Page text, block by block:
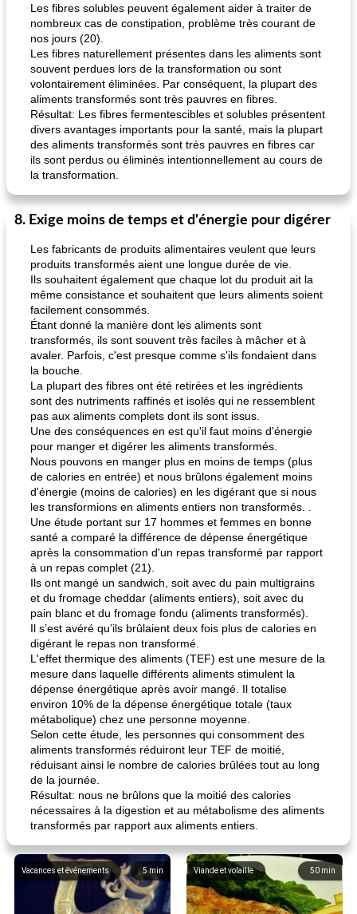
pois chiches rôtis aux épices amandes au cheddar rôti
Les fibres solubles peuvent également aider à traiter de
nombreux cas de constipation, problème très courant de
nos jours (20).
Les fibres naturellement présentes dans les aliments sont
souvent perdues lors de la transformation ou sont
volontairement éliminées. Par conséquent, la plupart des
aliments transformés sont très pauvres en fibres.
Résultat: Les fibres fermentescibles et solubles présentent
divers avantages importants pour la santé, mais la plupart
des aliments transformés sont très pauvres en fibres car
ils sont perdus ou éliminés intentionnellement au cours de
la transformation.
8. Exige moins de temps et d'énergie pour digérer
Les fabricants de produits alimentaires veulent que leurs
produits transformés aient une longue durée de vie.
Ils souhaitent également que chaque lot du produit ait la
même consistance et souhaitent que leurs aliments soient
facilement consommés.
Étant donné la manière dont les aliments sont
transformés, ils sont souvent très faciles à mâcher et à
avaler. Parfois, c'est presque comme s'ils fondaient dans
la bouche.
La plupart des fibres ont été retirées et les ingrédients
sont des nutriments raffinés et isolés qui ne ressemblent
pas aux aliments complets dont ils sont issus.
Une des conséquences en est qu'il faut moins d'énergie
pour manger et digérer les aliments transformés.
Nous pouvons en manger plus en moins de temps (plus
de calories en entrée) et nous brûlons également moins
d'énergie (moins de calories) en les digérant que si nous
les transformions en aliments entiers non transformés. .
Une étude portant sur 17 hommes et femmes en bonne
santé a comparé la différence de dépense énergétique
après la consommation d'un repas transformé par rapport
à un repas complet (21).
Ils ont mangé un sandwich, soit avec du pain multigrains
et du fromage cheddar (aliments entiers), soit avec du
pain blanc et du fromage fondu (aliments transformés).
Il s’est avéré qu’ils brûlaient deux fois plus de calories en
digérant le repas non transformé.
L'effet thermique des aliments (TEF) est une mesure de la
mesure dans laquelle différents aliments stimulent la
dépense énergétique après avoir mangé. Il totalise
environ 10% de la dépense énergétique totale (taux
métabolique) chez une personne moyenne.
Selon cette étude, les personnes qui consomment des
aliments transformés réduiront leur TEF de moitié,
réduisant ainsi le nombre de calories brûlées tout au long
de la journée.
Résultat: nous ne brûlons que la moitié des calories
nécessaires à la digestion et au métabolisme des aliments
transformés par rapport aux aliments entiers.
5min
Vacances et événements 50 min
Viande et volaille